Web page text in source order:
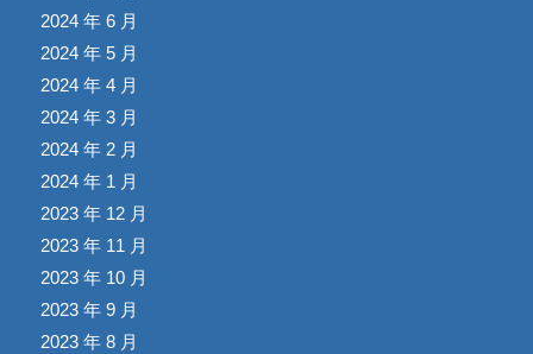
2024 年 6 月
2024 年 5 月
2024 年 4 月
2024 年 3 月
2024 年 2 月
2024 年 1 月
2023 年 12 月
2023 年 11 月
2023 年 10 月
2023 年 9 月
2023 年 8 月